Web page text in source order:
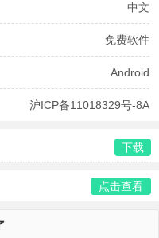
中文
免费软件
Android
沪ICP备11018329号-8A
下载
点击查看